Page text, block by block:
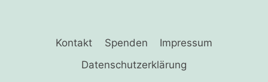
Kontakt Spenden
Impressum
Datenschutzerklärung